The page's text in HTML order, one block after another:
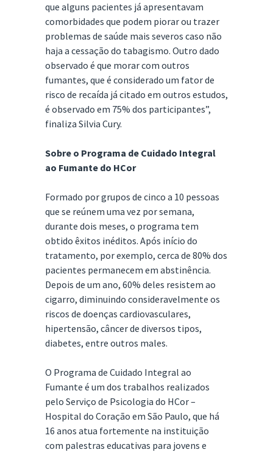
que alguns pacientes já apresentavam
comorbidades que podem piorar ou trazer
problemas de saúde mais severos caso não
haja a cessação do tabagismo. Outro dado
observado é que morar com outros
fumantes, que é considerado um fator de
risco de recaída já citado em outros estudos,
é observado em 75% dos participantes”,
finaliza Silvia Cury.
Sobre o Programa de Cuidado Integral
ao Fumante do HCor
Formado por grupos de cinco a 10 pessoas
que se reúnem uma vez por semana,
durante dois meses, o programa tem
obtido êxitos inéditos. Após início do
tratamento, por exemplo, cerca de 80% dos
pacientes permanecem em abstinência.
Depois de um ano, 60% deles resistem ao
cigarro, diminuindo consideravelmente os
riscos de doenças cardiovasculares,
hipertensão, câncer de diversos tipos,
diabetes, entre outros males.
O Programa de Cuidado Integral ao
Fumante é um dos trabalhos realizados
pelo Serviço de Psicologia do HCor –
Hospital do Coração em São Paulo, que há
16 anos atua fortemente na instituição
com palestras educativas para jovens e